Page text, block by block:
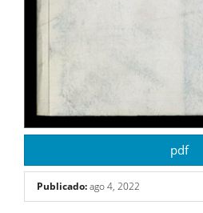
pdf
Publicado:ago 4, 2022